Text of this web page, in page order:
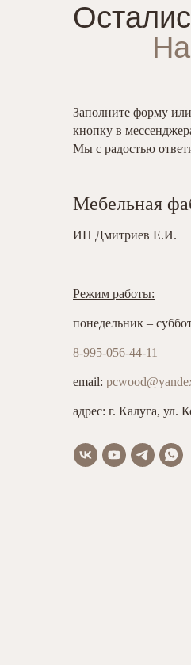
Заполните форму
кнопку в
Мы с радостью
Мебельная
ИП Дмитриев Е.И.
Режим работы:
понедельник –
8-995-056-44-11
email:
адрес: г. Калуга, ул.